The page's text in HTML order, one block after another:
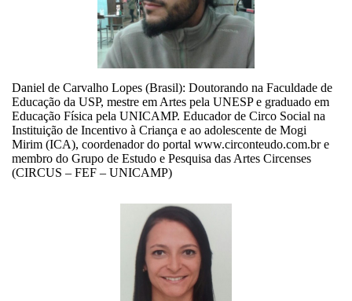
Daniel de Carvalho Lopes (Brasil): Doutorando na Faculdade de
Educação da USP, mestre em Artes pela UNESP e graduado em
Educação Física pela UNICAMP. Educador de Circo Social na
Instituição de Incentivo à Criança e ao adolescente de Mogi
Mirim (ICA), coordenador do portal www.circonteudo.com.br e
membro do Grupo de Estudo e Pesquisa das Artes Circenses
(CIRCUS – FEF – UNICAMP)